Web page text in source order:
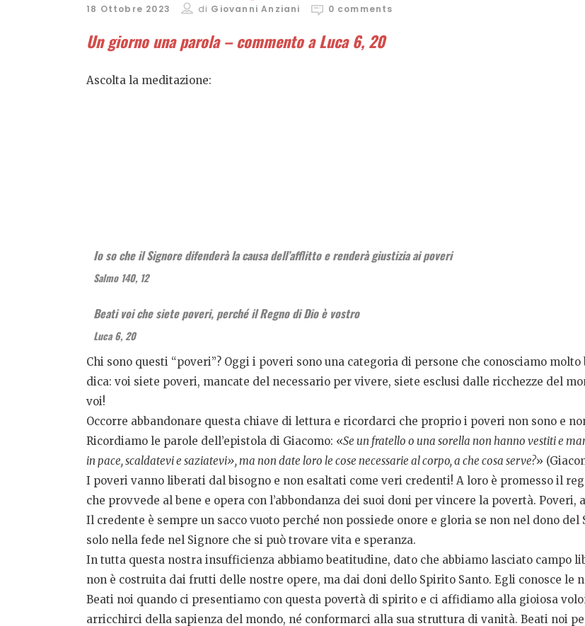
18 Ottobre 2023 di Giovanni Anziani 0 comments
Un giorno una parola – commento a Luca 6, 20
Ascolta la meditazione:
Io so che il Signore difenderà la causa dell’afflitto e renderà giustizia ai poveri
Salmo 140, 12
Beati voi che siete poveri, perché il Regno di Dio è vostro
Luca 6, 20
Chi sono questi “poveri”? Oggi i poveri sono una categoria di persone che conosciamo
dica: voi siete poveri, mancate del necessario per vivere, siete esclusi dalle ricchezze del
voi!
Occorre abbandonare questa chiave di lettura e ricordarci che proprio i poveri non sono e
Ricordiamo le parole dell’epistola di Giacomo: «Se un fratello o una sorella non hanno vestiti e
in pace, scaldatevi e saziatevi», ma non date loro le cose necessarie al corpo, a che cosa serve?»
I poveri vanno liberati dal bisogno e non esaltati come veri credenti! A loro è promesso il
che provvede al bene e opera con l’abbondanza dei suoi doni per vincere la povertà.
Il credente è sempre un sacco vuoto perché non possiede onore e gloria se non nel dono
solo nella fede nel Signore che si può trovare vita e speranza.
In tutta questa nostra insufficienza abbiamo beatitudine, dato che abbiamo lasciato campo
non è costruita dai frutti delle nostre opere, ma dai doni dello Spirito Santo. Egli conosce le
Beati noi quando ci presentiamo con questa povertà di spirito e ci affidiamo alla gioiosa
arricchirci della sapienza del mondo, né conformarci alla sua struttura di vanità. Beati noi